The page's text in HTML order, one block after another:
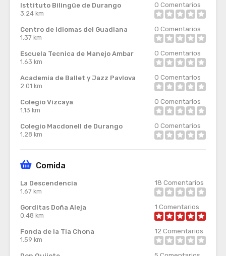
Isttituto Bilingüe de Durango
3.24 km
0 Comentarios
Centro de Idiomas del Guadiana
1.37 km
0 Comentarios
Escuela Tecnica de Manejo Ambar
1.63 km
0 Comentarios
Academia de Ballet y Jazz Pavlova
2.01 km
0 Comentarios
Colegio Vizcaya
1.13 km
0 Comentarios
Colegio Macdonell de Durango
1.28 km
0 Comentarios
Comida
La Descendencia
1.67 km
18 Comentarios
Gorditas Doña Aleja
0.48 km
1 Comentarios
Fonda de la Tia Chona
1.59 km
12Comentarios